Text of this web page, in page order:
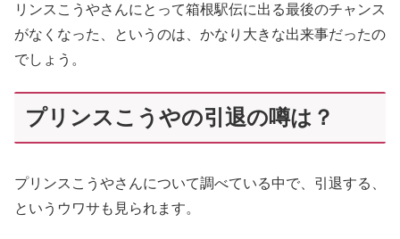
リンスこうやさんにとって箱根駅伝に出る最後のチャンス
がなくなった、というのは、かなり大きな出来事だったの
でしょう。
プリンスこうやの引退の噂は？
プリンスこうやさんについて調べている中で、引退する、
というウワサも見られます。